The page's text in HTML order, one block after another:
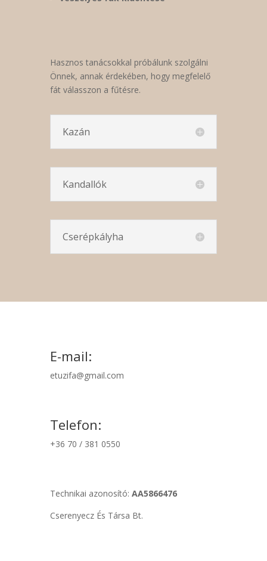
Hasznos tanácsokkal próbálunk szolgálni
Önnek, annak érdekében, hogy megfelelő
fát válasszon a fűtésre.
Kazán
Kandallók
Cserépkályha
E-mail:
etuzifa@gmail.com
Telefon:
+36 70 / 381 0550
Technikai azonosító: AA5866476
Cserenyecz És Társa Bt.